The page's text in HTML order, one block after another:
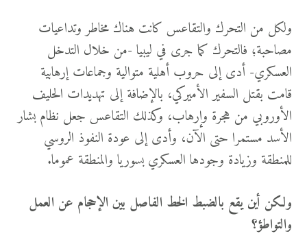
ولكل من التحرك والتقاعس كانت هناك مخاطر وتداعيات
مصاحبة؛ فالتحرك كما جرى في ليبيا -من خلال التدخل
العسكري- أدى إلى حروب أهلية متوالية وجماعات إرهابية
قامت بقتل السفير الأميركي، بالإضافة إلى تهديدات الحليف
الأوروبي من هجرة وإرهاب، وكذلك التقاعس جعل نظام بشار
الأسد مستمرا حتى الآن، وأدى إلى عودة النفوذ الروسي
للمنطقة وزيادة وجودها العسكري بسوريا والمنطقة عموما.
ولكن أين يقع بالضبط الخط الفاصل بين الإحجام عن العمل
والتواطؤ؟